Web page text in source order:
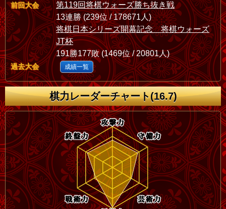
前回大会
第119回将棋ウォーズ勝ち抜き戦
13連勝 (239位 / 178671人)
将棋日本シリーズ開幕記念 将棋ウォーズ
JT杯
191勝177敗 (1469位 / 20801人)
過去大会 成績一覧
棋力レーダーチャート(16.7)